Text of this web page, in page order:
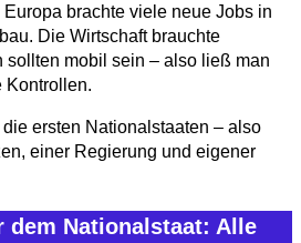
Europa brachte viele neue Jobs in
Die Wirtschaft brauchte
sollten mobil sein – also ließ man
Kontrollen.
ersten Nationalstaaten – also
einer Regierung und eigener
dem Nationalstaat: Alle